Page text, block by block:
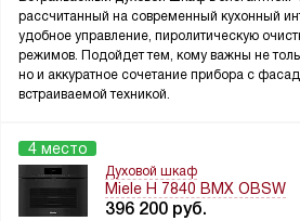
рассчитанный на современный кухонный
удобное управление, пиролитическую
режимов. Подойдет тем, кому важны не
но и аккуратное сочетание прибора с
встраиваемой техникой.
4 место
Духовой шкаф
Miele H 7840 BMX OBSW
396 200 руб.